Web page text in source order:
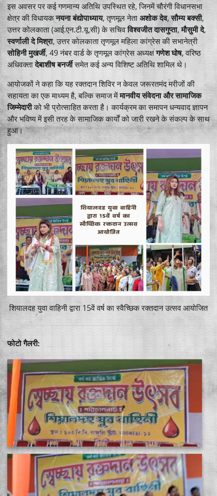
इस अवसर पर कई गणमान्य अतिथि उपस्थित रहे, जिनमें चौरंगी विधानसभा
क्षेत्र की विधायकनयना बंद्योपाध्याय, तृणमूल नेताअशोक देव,सौम्य बक्सी,
उत्तर कोलकाता (आई.एन.टी.यू.सी) के सचिवविश्वजीत दासगुप्ता,मौसुमी दे,
स्वर्णाली दे मिश्रा, उत्तर कोलकाता तृणमूल महिला कांग्रेस की सभानेत्री
सोहिनी मुखर्जी, 49 नंबर वार्ड के तृणमूल कांग्रेस अध्यक्षगणेश घोष, वरिष्ठ
अधिवक्तादेबाशीष बनर्जीसमेत कई अन्य विशिष्ट अतिथि शामिल थे।
आयोजकों ने कहा कि यह रक्तदान शिविर न केवल जरूरतमंद मरीजों की
सहायता का एक माध्यम है, बल्कि समाज मेंमानवीय संवेदना और सामाजिक
जिम्मेदारीको भी प्रोत्साहित करता है। कार्यक्रम का समापन धन्यवाद ज्ञापन
और भविष्य में इसी तरह के सामाजिक कार्यों को जारी रखने के संकल्प के साथ
हुआ।
शियालदह युवा वाहिनी द्वारा 15वें वर्ष का स्वैच्छिक रक्तदान उत्सव आयोजित
फोटो गैलरी: